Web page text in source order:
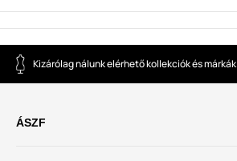
Kizárólag nálunk elérhető kollekciók és márkák
ÁSZF